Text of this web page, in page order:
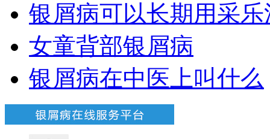
银屑病可以长期用采乐
女童背部银屑病
银屑病在中医上叫什么